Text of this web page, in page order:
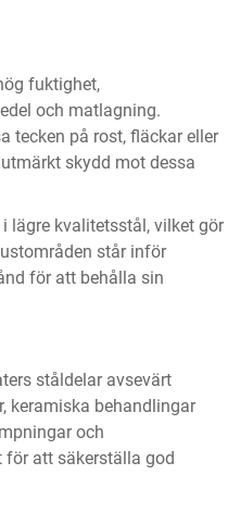
fuktighet,
och matlagning.
tecken på rost, fläckar eller
skydd mot dessa
lägre kvalitetsstål, vilket gör
står inför
för att behålla sin
ståldelar avsevärt
keramiska behandlingar
och
att säkerställa god